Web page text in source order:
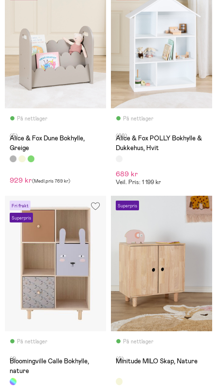
På nettlager
(5)
Alice & Fox Dune Bokhylle,
Greige
929 kr(Medl.pris 769 kr)
På nettlager
(69)
Alice & Fox POLLY Bokhylle &
Dukkehus, Hvit
689 kr
Veil. Pris: 1 199 kr
Fri frakt
Superpris
På nettlager
(1)
Bloomingville Calle Bokhylle,
nature
Superpris
På nettlager
(0)
Minitude MILO Skap, Nature